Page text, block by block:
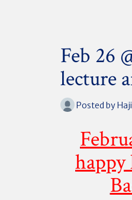
Feb 26
lecture
Posted by